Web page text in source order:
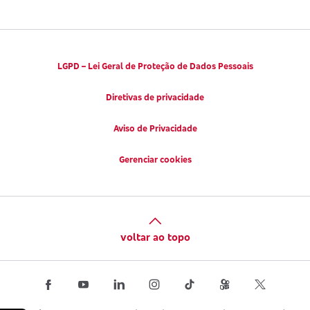
LGPD – Lei Geral de Proteção de Dados Pessoais
Diretivas de privacidade
Aviso de Privacidade
Gerenciar cookies
voltar ao topo